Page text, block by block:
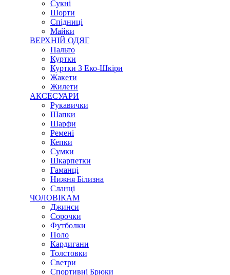
Сукні
Шорти
Спідниці
Майки
ВЕРХНІЙ ОДЯГ
Пальто
Куртки
Куртки З Еко-Шкіри
Жакети
Жилети
АКСЕСУАРИ
Рукавички
Шапки
Шарфи
Ремені
Кепки
Сумки
Шкарпетки
Гаманці
Нижня Білизна
Сланці
ЧОЛОВІКАМ
Джинси
Сорочки
Футболки
Поло
Кардигани
Толстовки
Светри
Спортивні Брюки